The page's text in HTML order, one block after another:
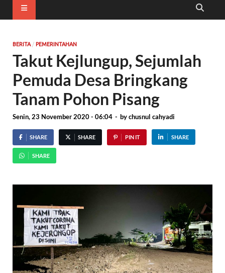
BERITA/ PEMERINTAHAN
Takut Kejlungup, Sejumlah
Pemuda Desa Bringkang
Tanam Pohon Pisang
Senin, 23 November 2020 - 06:04 - bychusnul cahyadi
SHARE SHARE PIN IT SHARE
SHARE